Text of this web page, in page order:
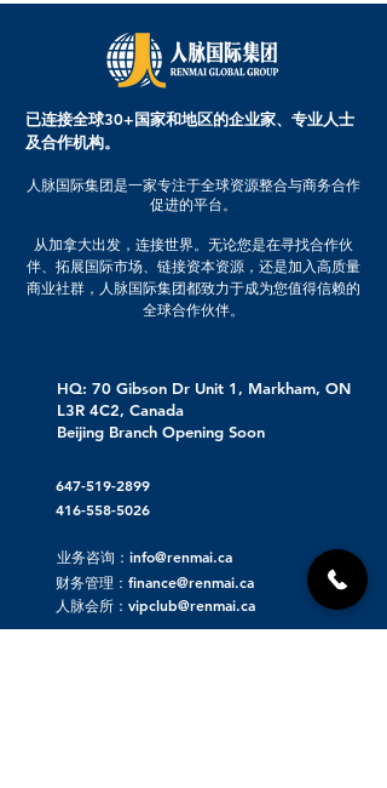
已连接全球30+国家和地区的企业家、专业人士
及合作机构。
人脉国际集团是一家专注于全球资源整合与商务合作
促进的平台。
从加拿大出发，连接世界。无论您是在寻找合作伙
伴、拓展国际市场、链接资本资源，还是加入高质量
商业社群，人脉国际集团都致力于成为您值得信赖的
全球合作伙伴。
HQ: 70 Gibson Dr Unit 1, Markham, ON
L3R 4C2, Canada
Beijing Branch Opening Soon
647-519-2899
416-558-5026
业务咨询：info@renmai.ca
财务管理：finance@renmai.ca
人脉会所：vipclub@renmai.ca